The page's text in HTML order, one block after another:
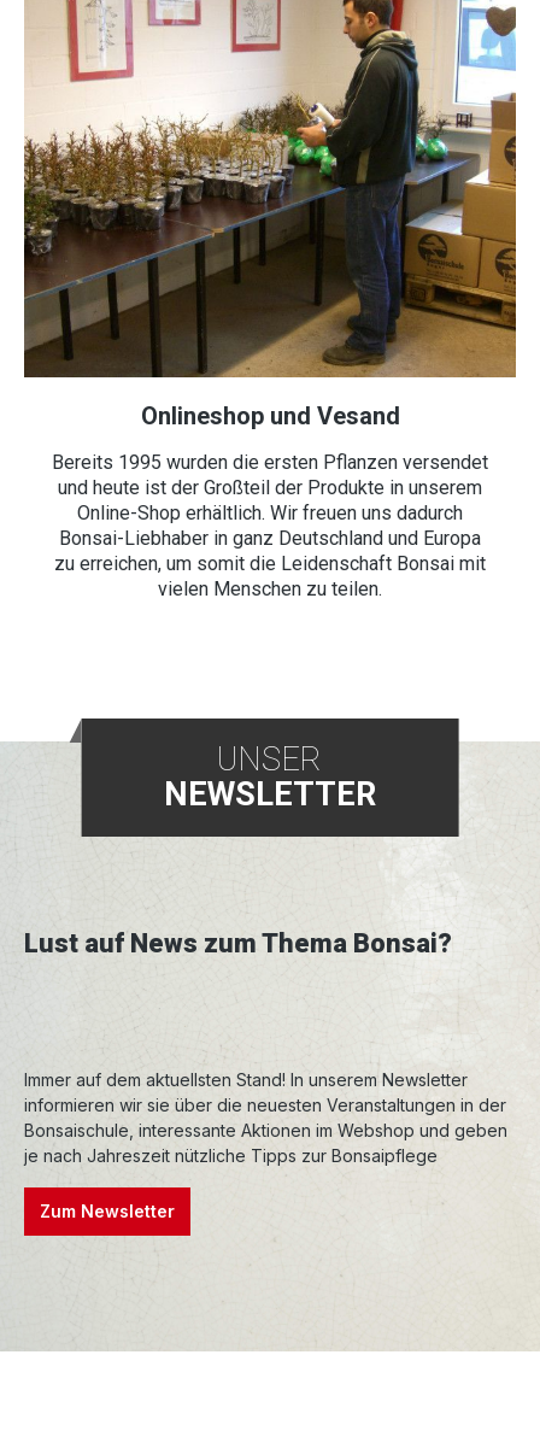
Onlineshop und Vesand
Bereits 1995 wurden die ersten Pflanzen versendet
und heute ist der Großteil der Produkte in unserem
Online-Shop erhältlich. Wir freuen uns dadurch
Bonsai-Liebhaber in ganz Deutschland und Europa
zu erreichen, um somit die Leidenschaft Bonsai mit
vielen Menschen zu teilen.
UNSER
NEWSLETTER
Lust auf News zum Thema Bonsai?
Immer auf dem aktuellsten Stand! In unserem Newsletter
informieren wir sie über die neuesten Veranstaltungen in der
Bonsaischule, interessante Aktionen im Webshop und geben
je nach Jahreszeit nützliche Tipps zur Bonsaipflege
Zum Newsletter